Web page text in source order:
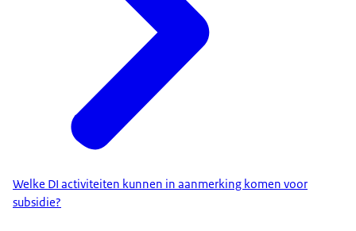
Welke DI activiteiten kunnen in aanmerking komen voor
subsidie?